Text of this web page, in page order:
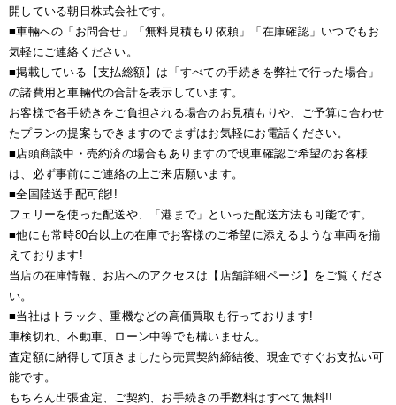
開している朝日株式会社です。
■車輛への「お問合せ」「無料見積もり依頼」「在庫確認」いつでもお
気軽にご連絡ください。
■掲載している【支払総額】は「すべての手続きを弊社で行った場合」
の諸費用と車輛代の合計を表示しています。
お客様で各手続きをご負担される場合のお見積もりや、ご予算に合わせ
たプランの提案もできますのでまずはお気軽にお電話ください。
■店頭商談中・売約済の場合もありますので現車確認ご希望のお客様
は、必ず事前にご連絡の上ご来店願います。
■全国陸送手配可能!!
フェリーを使った配送や、「港まで」といった配送方法も可能です。
■他にも常時80台以上の在庫でお客様のご希望に添えるような車両を揃
えております!
当店の在庫情報、お店へのアクセスは【店舗詳細ページ】をご覧くださ
い。
■当社はトラック、重機などの高価買取も行っております!
車検切れ、不動車、ローン中等でも構いません。
査定額に納得して頂きましたら売買契約締結後、現金ですぐお支払い可
能です。
もちろん出張査定、ご契約、お手続きの手数料はすべて無料!!